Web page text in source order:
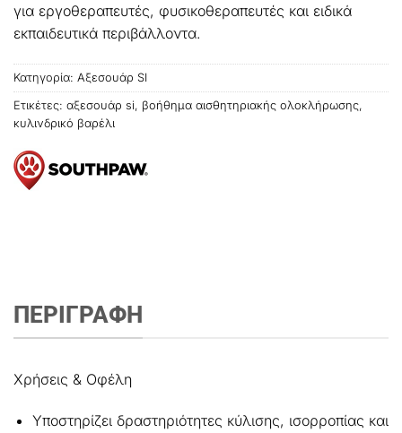
για εργοθεραπευτές, φυσικοθεραπευτές και ειδικά
εκπαιδευτικά περιβάλλοντα.
Κατηγορία: Αξεσουάρ SI
Ετικέτες: αξεσουάρ si, βοήθημα αισθητηριακής ολοκλήρωσης,
κυλινδρικό βαρέλι
ΠΕΡΙΓΡΑΦΗ
Χρήσεις & Οφέλη
Υποστηρίζει δραστηριότητες κύλισης, ισορροπίας και